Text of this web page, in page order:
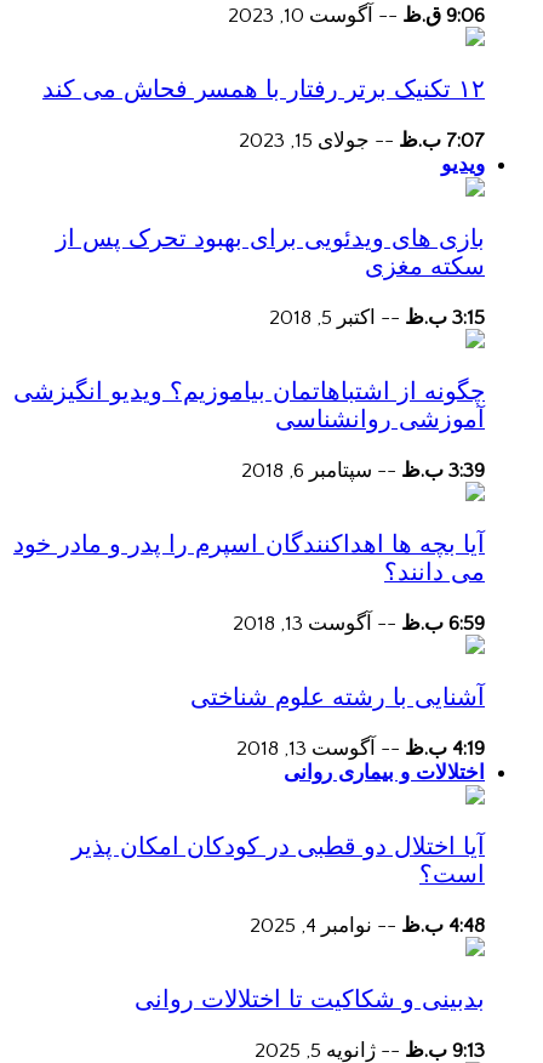
9:06 ق.ظ -- آگوست 10, 2023
۱۲ تکنیک برتر رفتار با همسر فحاش می کند
7:07 ب.ظ -- جولای 15, 2023
ویدیو
بازی های ویدئویی برای بهبود تحرک پس از
سکته مغزی
3:15 ب.ظ -- اکتبر 5, 2018
چگونه از اشتباهاتمان بیاموزیم؟ ویدیو انگیزشی
آموزشی روانشناسی
3:39 ب.ظ -- سپتامبر 6, 2018
آیا بچه ها اهداکنندگان اسپرم را پدر و مادر خود
می دانند؟
6:59 ب.ظ -- آگوست 13, 2018
آشنایی با رشته علوم شناختی
4:19 ب.ظ -- آگوست 13, 2018
اختلالات و بیماری روانی
آیا اختلال دو قطبی در کودکان امکان پذیر
است؟
4:48 ب.ظ -- نوامبر 4, 2025
بدبینی و شکاکیت تا اختلالات روانی
9:13 ب.ظ -- ژانویه 5, 2025